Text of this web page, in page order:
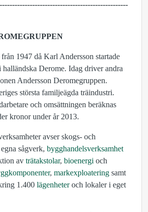
1947 då Karl Andersson startade
halländska Derome. Idag driver andra
Andersson Deromegruppen.
största familjeägda träindustri.
och omsättningen beräknas
kronor under år 2013.
avser skogs- och
sågverk, bygghandelsverksamhet
av trätakstolar, bioenergi och
, markexploatering samt
1.400 lägenheteroch lokaler i eget